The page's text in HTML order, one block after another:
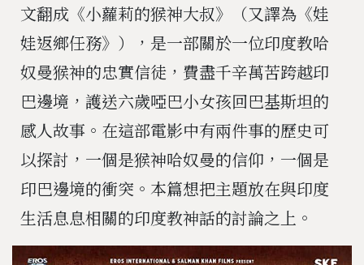
文翻成《小蘿莉的猴神大叔》（又譯為《娃
娃返鄉任務》），是一部關於一位印度教哈
奴曼猴神的忠實信徒，費盡千辛萬苦跨越印
巴邊境，護送六歲啞巴小女孩回巴基斯坦的
感人故事。在這部電影中有兩件事的歷史可
以探討，一個是猴神哈奴曼的信仰，一個是
印巴邊境的衝突。本篇想把主題放在與印度
生活息息相關的印度教神話的討論之上。